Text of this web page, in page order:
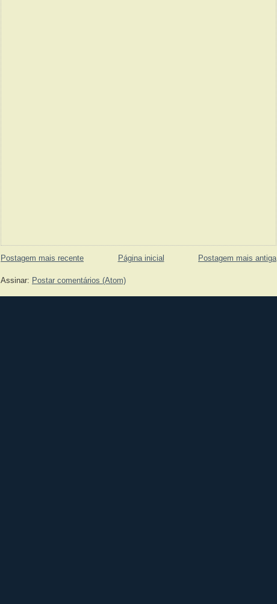
Postagem mais recente Postagem mais antiga
Página inicial
Assinar: Postar comentários (Atom)